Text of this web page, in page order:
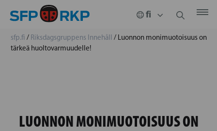
sfp.fi / Riksdagsgruppens Innehåll / Luonnon monimuotoisuus on
tärkeä huoltovarmuudelle!
LUONNON MONIMUOTOISUUS ON